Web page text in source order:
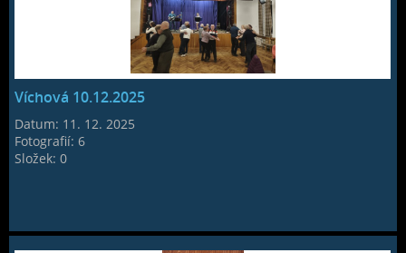
Víchová 10.12.2025
Datum: 11. 12. 2025
Fotografií:6
Složek:0